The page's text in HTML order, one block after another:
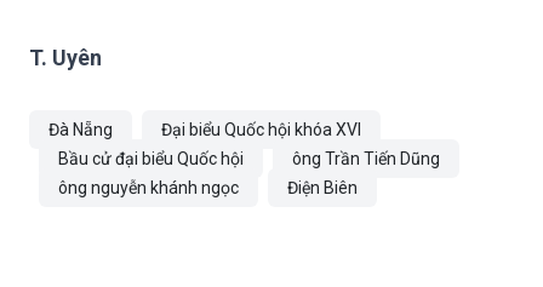
T. Uyên
Đà Nẵng
Đại biểu Quốc hội khóa XVI
Bầu cử đại biểu Quốc hội
ông Trần Tiến Dũng
ông nguyễn khánh ngọc
Điện Biên